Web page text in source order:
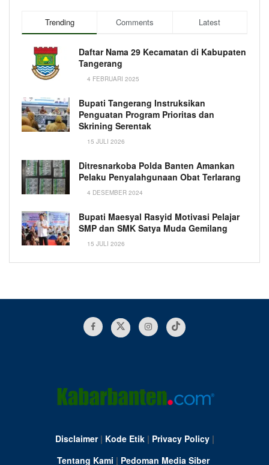
Trending Comments Latest
Daftar Nama 29 Kecamatan di Kabupaten
Tangerang
4 FEBRUARI 2025
Bupati Tangerang Instruksikan
Penguatan Program Prioritas dan
Skrining Serentak
15 JULI 2026
Ditresnarkoba Polda Banten Amankan
Pelaku Penyalahgunaan Obat Terlarang
4 DESEMBER 2024
Bupati Maesyal Rasyid Motivasi Pelajar
SMP dan SMK Satya Muda Gemilang
15 JULI 2026
Disclaimer| Kode Etik| Privacy Policy|
Tentang Kami | Pedoman Media Siber